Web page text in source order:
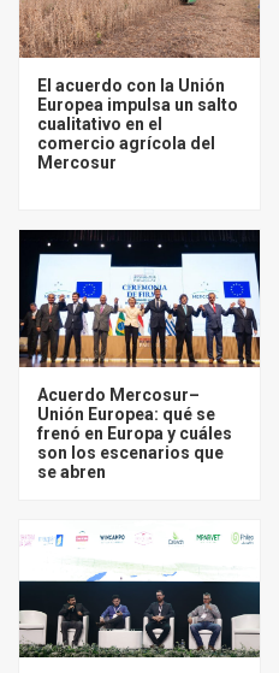
El acuerdo con la Unión
Europea impulsa un salto
cualitativo en el
comercio agrícola del
Mercosur
Acuerdo Mercosur–
Unión Europea: qué se
frenó en Europa y cuáles
son los escenarios que
se abren